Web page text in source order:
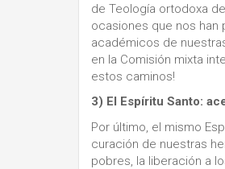
de Teología ortodoxa
ocasiones que nos han
académicos de
en la Comisión mixta
estos caminos!
3) El Espíritu Santo:
Por último, el mismo
curación de nuestras
pobres, la liberación a